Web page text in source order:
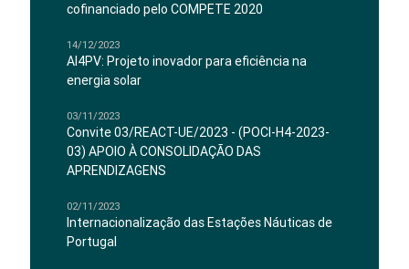
cofinanciado pelo COMPETE 2020
14/12/2023
AI4PV: Projeto inovador para eficiência na
energia solar
03/11/2023
Convite 03/REACT-UE/2023 - (POCI-H4-2023-
03) APOIO À CONSOLIDAÇÃO DAS
APRENDIZAGENS
02/11/2023
Internacionalização das Estações Náuticas de
Portugal